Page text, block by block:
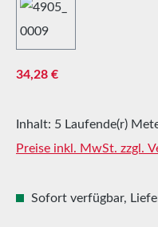
Regulärer Preis:
34,28 €
Inhalt: 5 Laufende(r)
Preise inkl. MwSt. zzgl.
Sofort verfügbar,